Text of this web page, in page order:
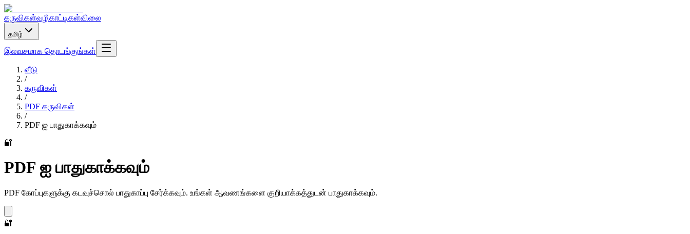
கருவிகள்வழிகாட்டிகள்விலை
தமிழ்
இலவசமாக தொடங்குங்கள்
வீடு
/
கருவிகள்
/
PDF கருவிகள்
/
PDF ஐ பாதுகாக்கவும்
🔐
PDF ஐ பாதுகாக்கவும்
PDF கோப்புகளுக்கு கடவுச்சொல் பாதுகாப்பு சேர்க்கவும். உங்கள் ஆவணங்களை குறியாக்கத்துடன் பாதுகாக்கவும்.
🔐